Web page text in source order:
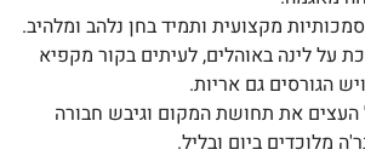
מקצועית ותמיד בחן נלהב ומלהיב.
על לינה באוהלים, לעיתים בקור מקפיא
הגורסים גם אריות.
העצים את תחושת המקום וגיבש חבורה
מלוכדים ביום ובליל.